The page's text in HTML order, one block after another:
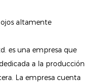
esta paleta
mate nacarados,
mate aterciopelados.
de sombras de ojos
mayor
ojos altamente
es una empresa que
a la producción
La empresa cuenta